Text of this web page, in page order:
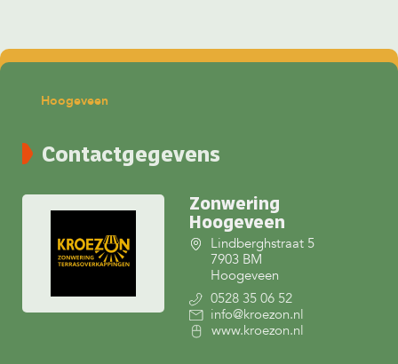
Hoogeveen
Contactgegevens
Zonwering
Hoogeveen
Lindberghstraat 5
7903 BM
Hoogeveen
0528 35 06 52
info@kroezon.nl
www.kroezon.nl